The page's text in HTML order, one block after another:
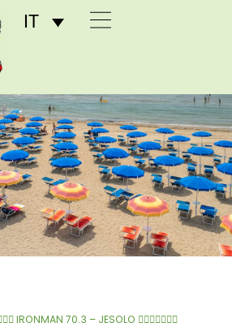
IT
IRONMAN 70.3 – JESOLO 🏊🏼‍♂🚴‍♂🏃🏼